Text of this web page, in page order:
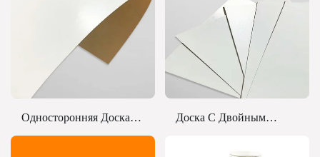
Односторонняя Доска
PE
Доска С Двойным